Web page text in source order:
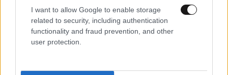
I want to allow Google to enable storage
related to security, including authentication
functionality and fraud prevention, and other
user protection.
Νέα αποχώρηση στο κόμμα «Ελπίδα για τη